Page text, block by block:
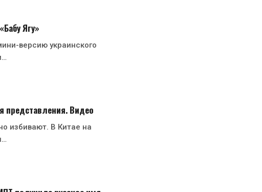
Ягу»
версию украинского
представления. Видео
избивают. В Китае на